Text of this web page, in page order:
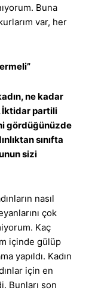
Buna
var, her
ne kadar
İktidar partili
gördüğünüzde
sınıfta
sizi
nasıl
çok
Kaç
içinde gülüp
yapıldı. Kadın
için en
Bunları son